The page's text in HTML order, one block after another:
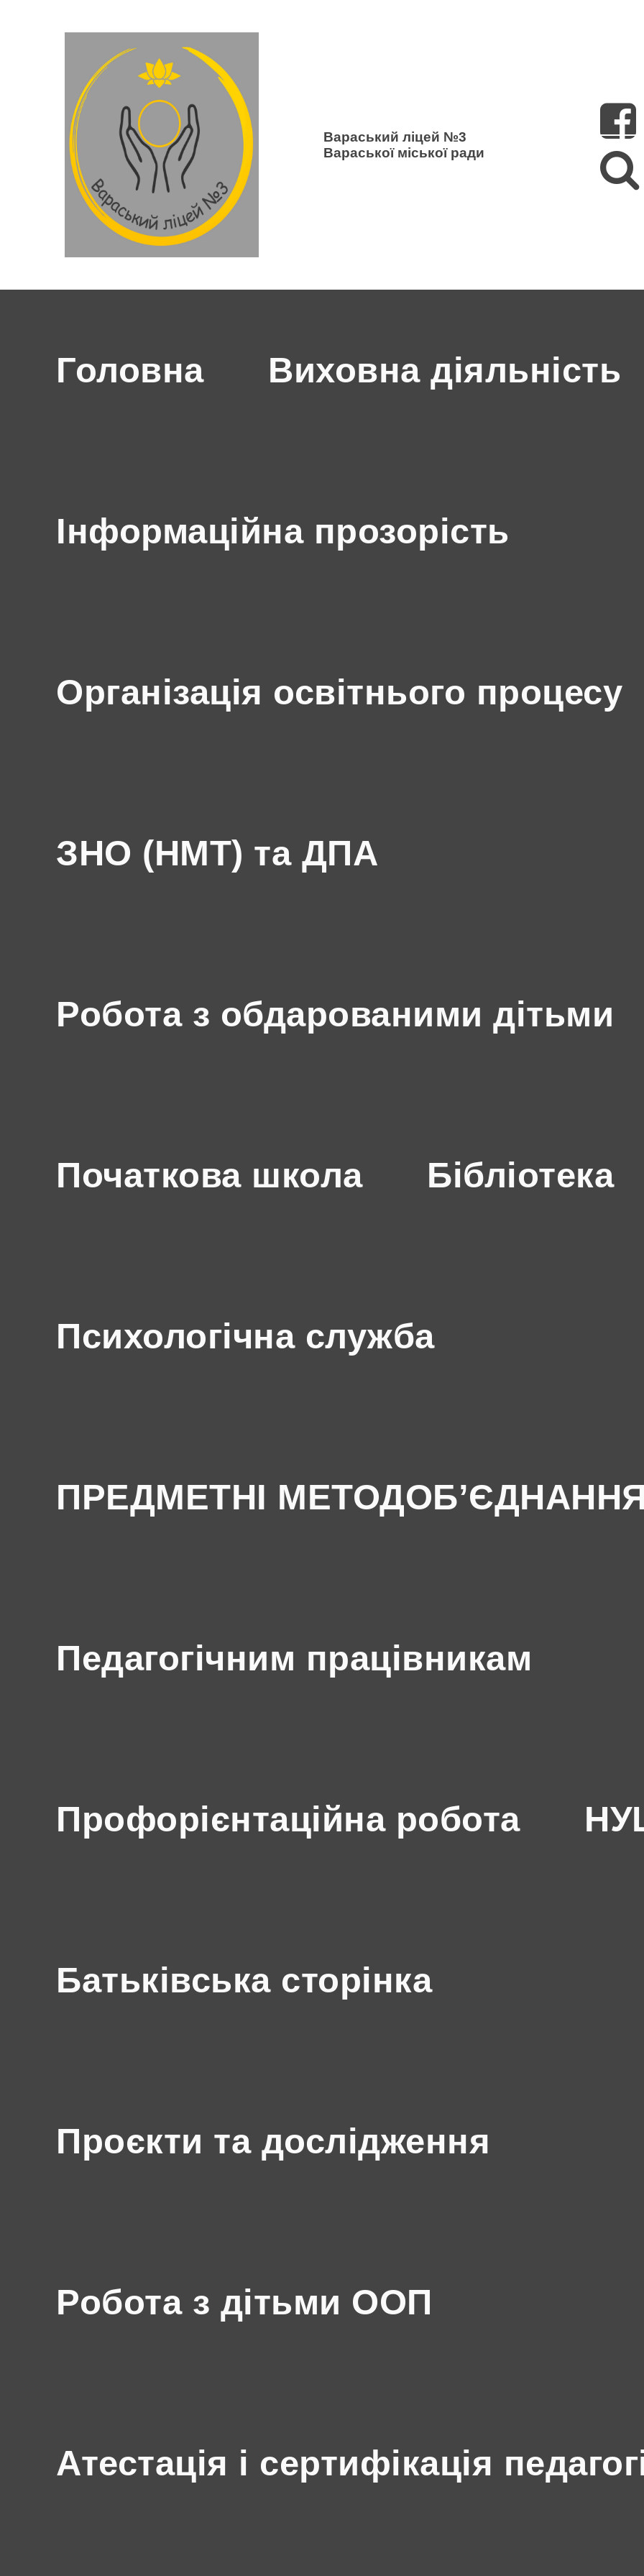
Вараський ліцей №3
Вараської міської ради
Головна Виховна діяльність
Інформаційна прозорість
Організація освітнього процесу
ЗНО (НМТ) та ДПА
Робота з обдарованими дітьми
Початкова школа Бібліотека
Психологічна служба
ПРЕДМЕТНІ
Педагогічним працівникам
Профорієнтаційна робота
Батьківська сторінка
Проєкти та дослідження
Робота з дітьми ООП
Атестація і сертифікація